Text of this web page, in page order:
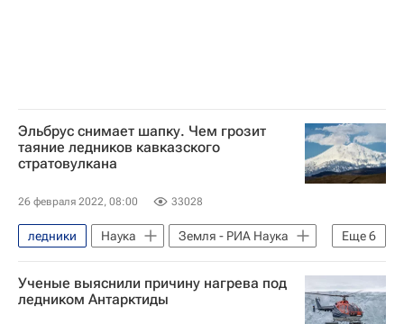
Эльбрус снимает шапку. Чем грозит
таяние ледников кавказского
стратовулкана
26 февраля 2022, 08:00 33028
Еще6
ледники Наука
Земля - РИА Наука
Космос - РИА Наука
Физика
Эльбрус
Климат
Ученые выяснили причину нагрева под
ледником Антарктиды